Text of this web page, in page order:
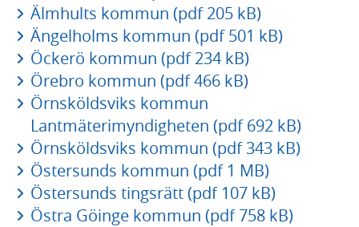
Älmhults kommun (pdf 205 kB)
Ängelholms kommun (pdf 501 kB)
Öckerö kommun (pdf 234 kB)
Örebro kommun (pdf 466 kB)
Örnsköldsviks kommun
Lantmäterimyndigheten (pdf 692 kB)
Örnsköldsviks kommun (pdf 343 kB)
Östersunds kommun (pdf 1 MB)
Östersunds tingsrätt (pdf 107 kB)
Östra Göinge kommun (pdf 758 kB)